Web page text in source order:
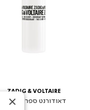
ZADIG & VOLTAIRE
דאודורנט ספריי לאישה
×